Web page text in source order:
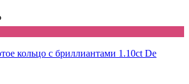
кольцо с бриллиантами 1.10ct De